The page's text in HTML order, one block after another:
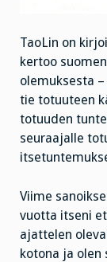
TaoLin on
kertoo
olemuksesta
tie totuuteen
totuuden
seuraajalle
Viime
vuotta itseni
ajattelen
kotona ja olen